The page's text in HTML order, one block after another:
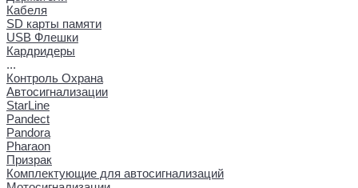
Кабеля
SD карты памяти
USB Флешки
Кардридеры
...
Контроль Охрана
Автосигнализации
StarLine
Pandect
Pandora
Pharaon
Призрак
Комплектующие для автосигнализаций